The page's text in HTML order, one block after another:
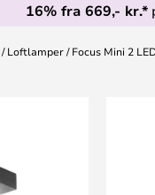
16% fra 669,- kr.*
Loftlamper Focus Mini 2